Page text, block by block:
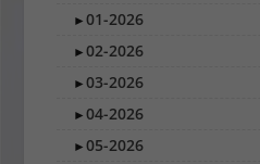
►01-2026
►02-2026
►03-2026
►04-2026
►05-2026